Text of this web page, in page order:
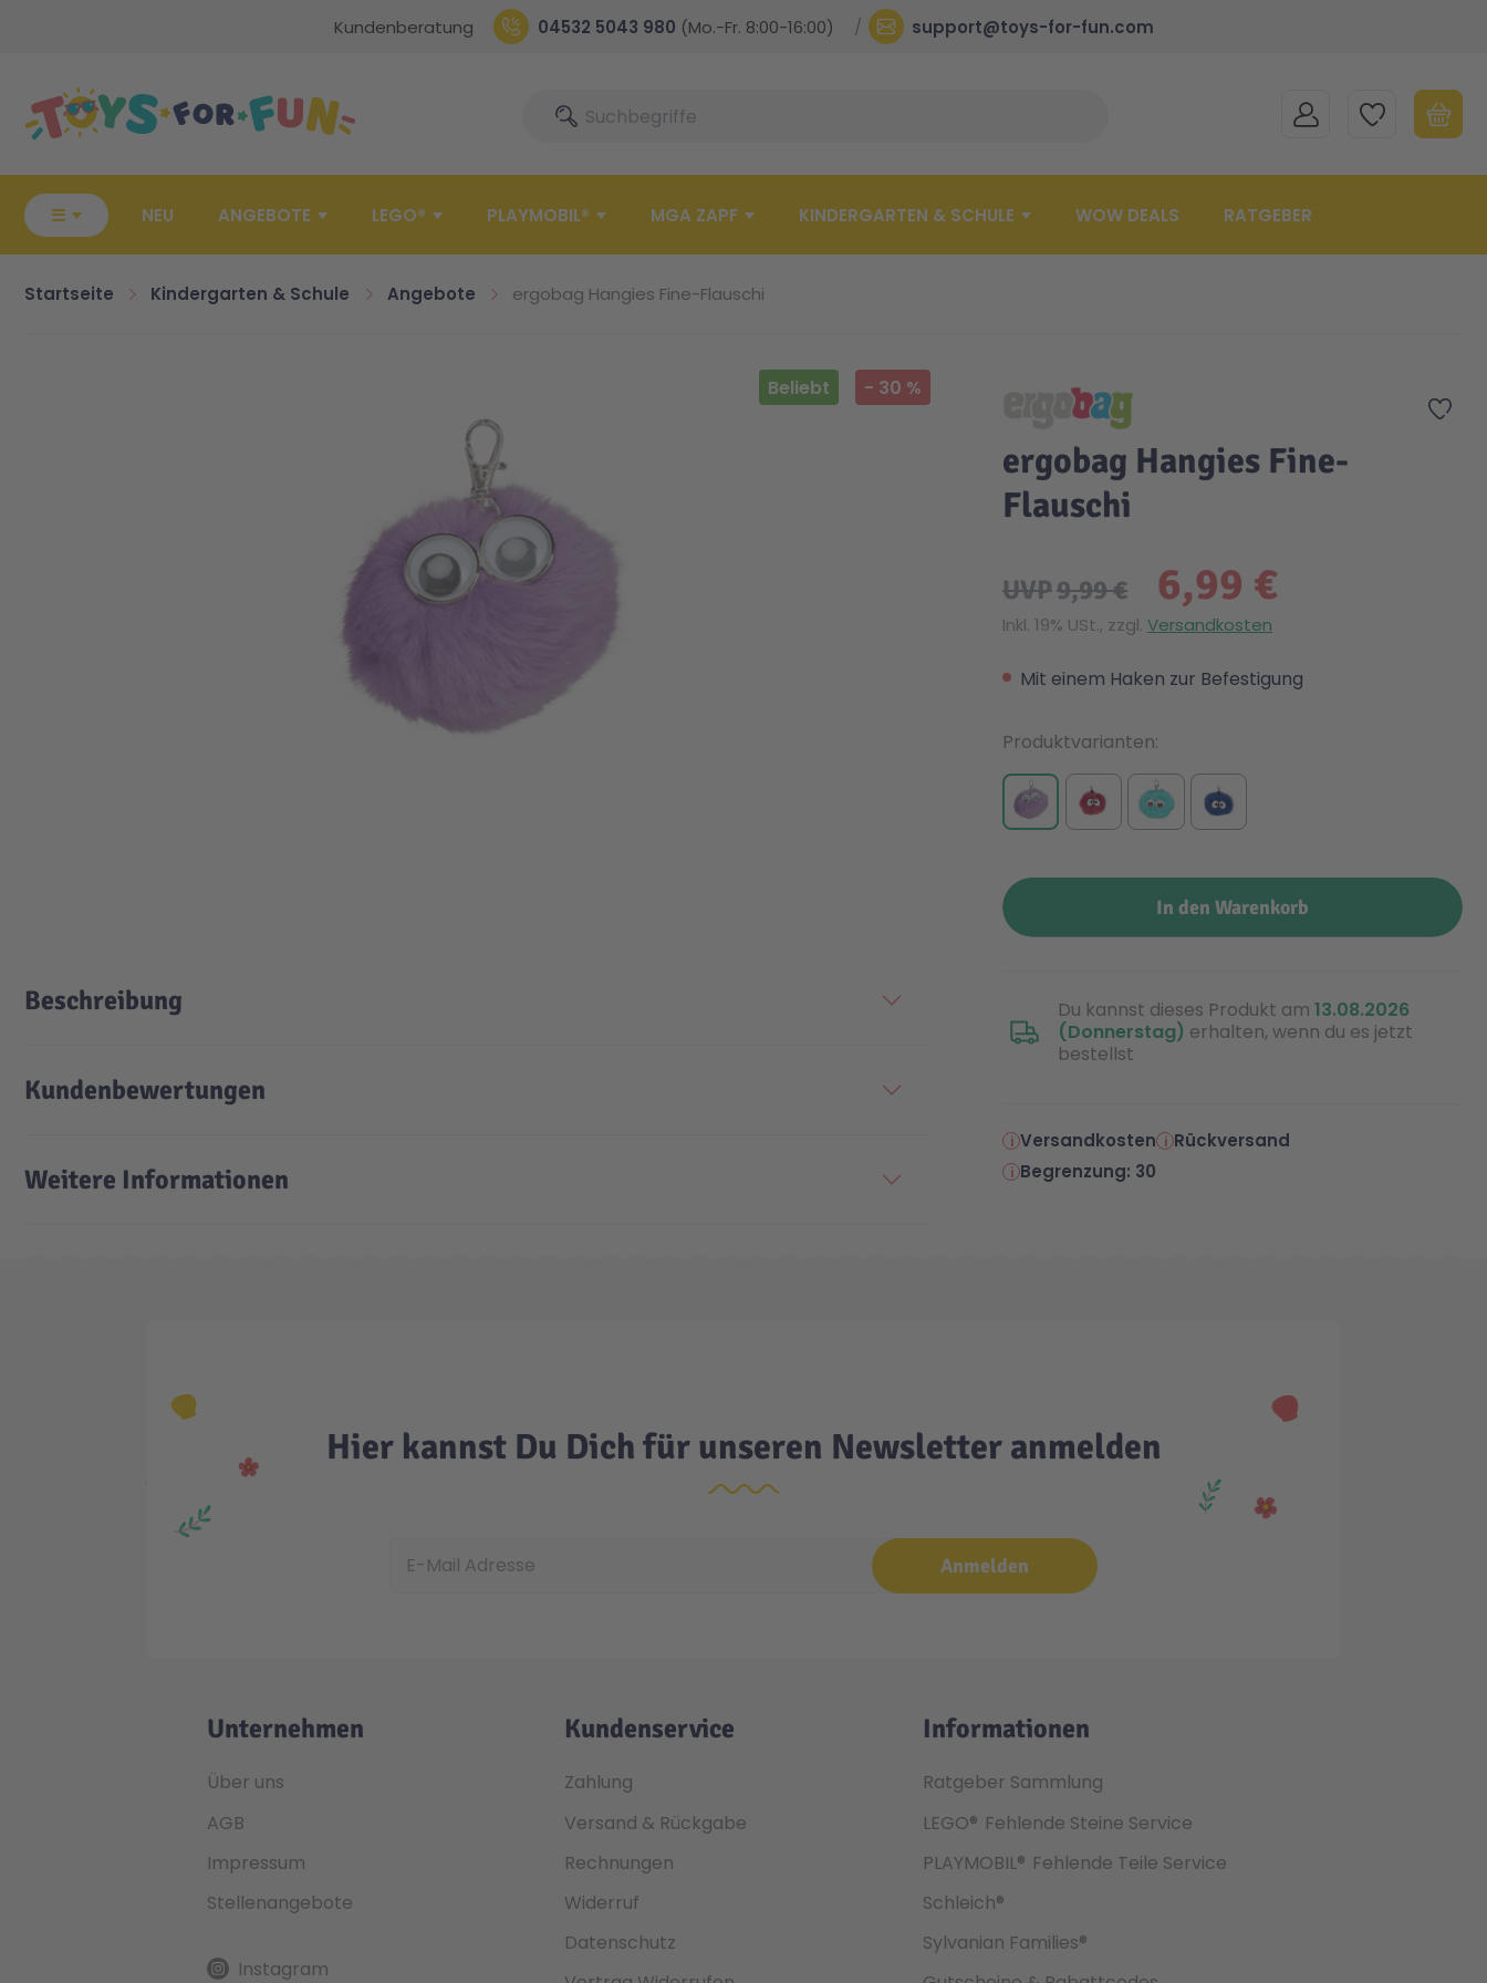
Kundenberatung 04532 5043 980 (Mo.-Fr. 8:00-16:00) support@toys-for-fun.com
SucheSuche MEIN KONTOMEINE WUNSCHLISTE
☰ NEU ANGEBOTE LEGO® PLAYMOBIL® MGA ZAPF KINDERGARTEN & SCHULE WOW DEALS RATGEBER
Startseite Kindergarten & Schule Angebote ergobag Hangies Fine-Flauschi
Beliebt - 30 %
Zur
ergobag Hangies Fine-
Flauschi
6,99 €
UVP9,99 €
Inkl. 19% USt., zzgl. Versandkosten
Mit einem Haken zur Befestigung
In den Warenkorb
Du kannst dieses Produkt am 13.08.2026
(Donnerstag) erhalten, wenn du es jetzt
bestellst
Produktvarianten
Versandkosten
Rückversand
Begrenzung: 30
Beschreibung
Kundenbewertungen
Weitere Informationen
Hier kannst Du Dich für unseren Newsletter anmelden
Anmelden
Unternehmen
Über uns
AGB
Impressum
Stellenangebote
Instagram
Kundenservice
Zahlung
Versand & Rückgabe
Rechnungen
Widerruf
Datenschutz
Informationen
Ratgeber Sammlung
LEGO® Fehlende Steine Service
PLAYMOBIL® Fehlende Teile Service
Schleich®
Sylvanian Families®